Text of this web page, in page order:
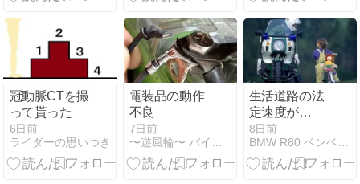
冠動脈CTを撮
って貰った
6日前
ライダーの思いつき
電装品の動作
不良
7日前
〜遊風輪〜 バイクツーリングを楽しい遊びの時間にしよう
生活道路の法
定速度が
30km/hに引き
下げ
8日前
BMW R80 ベンベナムスメ